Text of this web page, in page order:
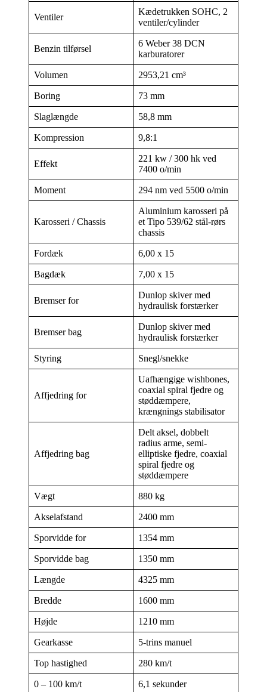
Ventiler
Kædetrukken SOHC, 2
ventiler/cylinder
Benzin tilførsel
6 Weber 38 DCN
karburatorer
Volumen 2953,21 cm³
Boring 73 mm
Slaglængde 58,8 mm
Kompression 9,8:1
Effekt
221 kw / 300 hk ved
7400 o/min
Moment 294 nm ved 5500 o/min
Karosseri / Chassis
Aluminium karosseri på
et Tipo 539/62 stål-rørs
chassis
Fordæk 6,00 x 15
Bagdæk 7,00 x 15
Bremser for
Dunlop skiver med
hydraulisk forstærker
Bremser bag
Dunlop skiver med
hydraulisk forstærker
Styring Snegl/snekke
Affjedring for
Uafhængige wishbones,
coaxial spiral fjedre og
støddæmpere,
krængnings stabilisator
Affjedring bag
Delt aksel, dobbelt
radius arme, semi-
elliptiske fjedre, coaxial
spiral fjedre og
støddæmpere
Vægt 880 kg
Akselafstand 2400 mm
Sporvidde for 1354 mm
Sporvidde bag 1350 mm
Længde 4325 mm
Bredde 1600 mm
Højde 1210 mm
Gearkasse 5-trins manuel
Top hastighed 280 km/t
0 – 100 km/t 6,1 sekunder